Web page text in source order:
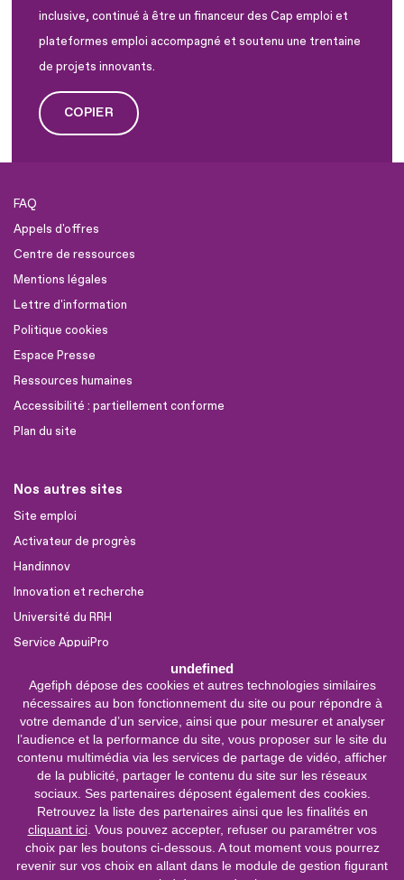
undefined
Agefiph dépose des cookies et autres technologies similaires
nécessaires au bon fonctionnement du site ou pour répondre à
votre demande d’un service, ainsi que pour mesurer et analyser
l’audience et la performance du site, vous proposer sur le site du
contenu multimédia via les services de partage de vidéo, afficher
de la publicité, partager le contenu du site sur les réseaux
sociaux. Ses partenaires déposent également des cookies.
Retrouvez la liste des partenaires ainsi que les finalités en
cliquant ici. Vous pouvez accepter, refuser ou paramétrer vos
choix par les boutons ci-dessous. A tout moment vous pourrez
revenir sur vos choix en allant dans le module de gestion figurant
inclusive, continué à être un financeur des Cap emploi et
plateformes emploi accompagné et soutenu une trentaine
de projets innovants.
COPIER
FAQ
Appels d'offres
Centre de ressources
Mentions légales
Lettre d'information
Politique cookies
Espace Presse
Ressources humaines
Accessibilité : partiellement conforme
Plan du site
Nos autres sites
Site emploi
Activateur de progrès
Handinnov
Innovation et recherche
Université du RRH
Service AppuiPro
Nous suivre
Youtube
Linkedin
Facebook
0 800 11 10 09
Service &
appel gratuits